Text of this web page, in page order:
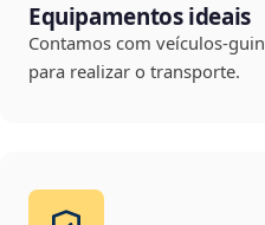
Equipamentos ideais
Contamos com veículos-
para realizar o transporte.